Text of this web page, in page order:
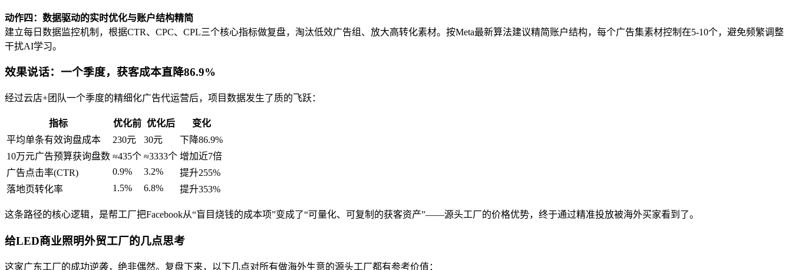
动作四：数据驱动的实时优化与账户结构精简
建立每日数据监控机制，根据CTR、CPC、CPL三个核心指标做复盘，淘汰低效广告组、放大高转化素材。按Meta最新算法建议精简账户结构，每个广告集素材控制在5-10个，避免频繁调整
干扰AI学习。
效果说话：一个季度，获客成本直降86.9%
经过云店+团队一个季度的精细化广告代运营后，项目数据发生了质的飞跃：
指标 优化前 优化后
变化
平均单条有效询盘成本
230元 30元
下降86.9%
10万元广告预算获询盘数 ≈435个 ≈3333个 增加近7倍
广告点击率(CTR)
0.9% 3.2%
提升255%
落地页转化率
1.5% 6.8% 提升353%
这条路径的核心逻辑，是帮工厂把Facebook从“盲目烧钱的成本项”变成了“可量化、可复制的获客资产”——源头工厂的价格优势，终于通过精准投放被海外买家看到了。
给LED商业照明外贸工厂的几点思考
这家广东工厂的成功逆袭，绝非偶然。复盘下来，以下几点对所有做海外生意的源头工厂都有参考价值：